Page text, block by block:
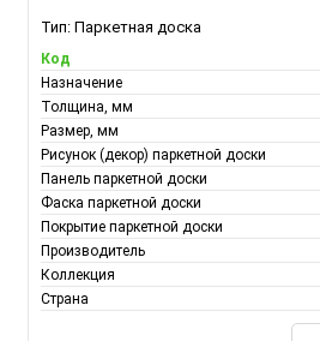
Тип: Паркетная доска
Код
Назначение
Толщина, мм
Размер, мм
Рисунок (декор) паркетной доски
Панель паркетной доски
Фаска паркетной доски
Покрытие паркетной доски
Производитель
Коллекция
Страна